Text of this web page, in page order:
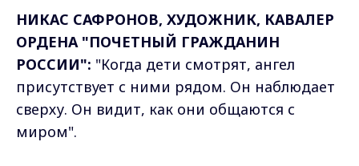
НИКАС САФРОНОВ, ХУДОЖНИК, КАВАЛЕР
ОРДЕНА "ПОЧЕТНЫЙ ГРАЖДАНИН
РОССИИ": "Когда дети смотрят, ангел
присутствует с ними рядом. Он наблюдает
сверху. Он видит, как они общаются с
миром".